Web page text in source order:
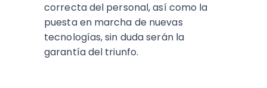
correcta del personal, así como la
puesta en marcha de nuevas
tecnologías, sin duda serán la
garantía del triunfo.